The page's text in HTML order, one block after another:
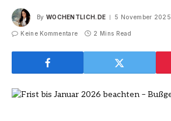
By WOCHENTLICH.DE 5 November 2025
Keine Kommentare 2 Mins Read